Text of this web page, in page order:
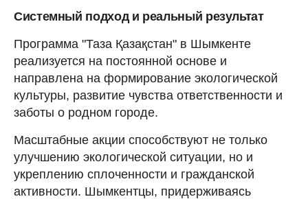
Системный подход и реальный результат
Программа "Таза Қазақстан" в Шымкенте
реализуется на постоянной основе и
направлена на формирование экологической
культуры, развитие чувства ответственности и
заботы о родном городе.
Масштабные акции способствуют не только
улучшению экологической ситуации, но и
укреплению сплоченности и гражданской
активности. Шымкентцы, придерживаясь